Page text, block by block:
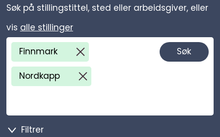
Søk på stillingstittel, sted eller arbeidsgiver, eller
vis alle stillinger
Finnmark
fjerne Finnmark
Nordkapp
fjerne Nordkapp
Søk
Filtrer